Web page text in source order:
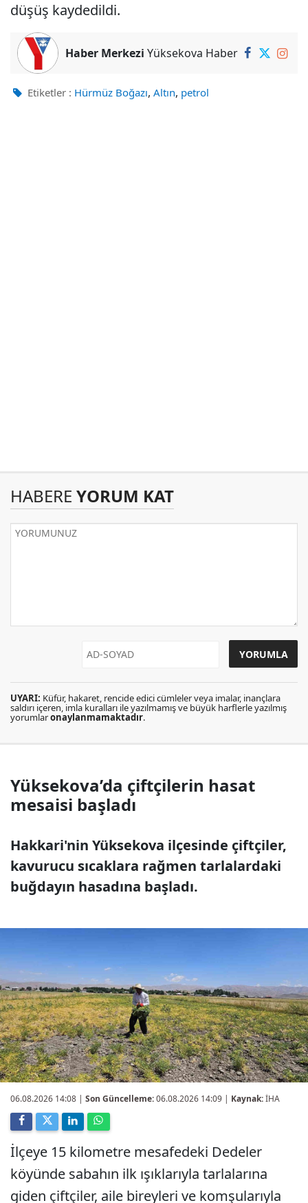
düşüş kaydedildi.
Haber Merkezi Yüksekova Haber
Etiketler : Hürmüz Boğazı, Altın, petrol
HABERE YORUM KAT
UYARI: Küfür, hakaret, rencide edici cümleler veya imalar, inançlara
saldırı içeren, imla kuralları ile yazılmamış ve büyük harflerle yazılmış
yorumlaronaylanmamaktadır.
Yüksekova’da çiftçilerin hasat
mesaisi başladı
Hakkari'nin Yüksekova ilçesinde çiftçiler,
kavurucu sıcaklara rağmen tarlalardaki
buğdayın hasadına başladı.
06.08.2026 14:08 | Son Güncelleme:06.08.2026 14:09 | Kaynak:İHA
İlçeye 15 kilometre mesafedeki Dedeler
köyünde sabahın ilk ışıklarıyla tarlalarına
giden çiftçiler, aile bireyleri ve komşularıyla